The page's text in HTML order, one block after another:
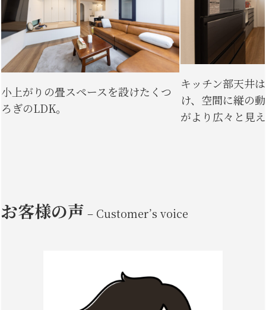
小上がりの畳スペースを設けたくつ
ろぎのLDK。
キッチン部天井
け、空間に縦の
がより広々と見
お客様の声 – Customer’s voice